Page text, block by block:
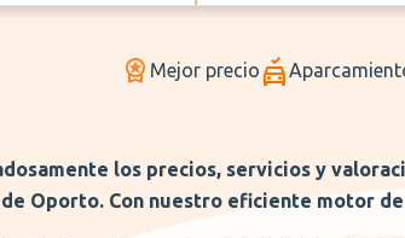
Mejor precio
los precios, servicios y
Oporto. Con nuestro eficiente motor